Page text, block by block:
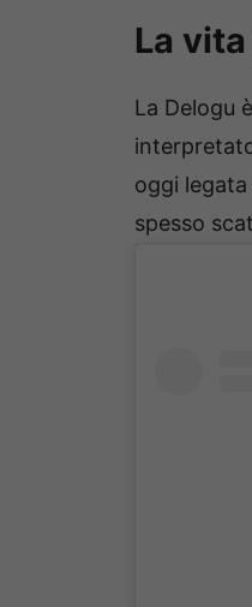
La
La Delogu
oggi
spesso